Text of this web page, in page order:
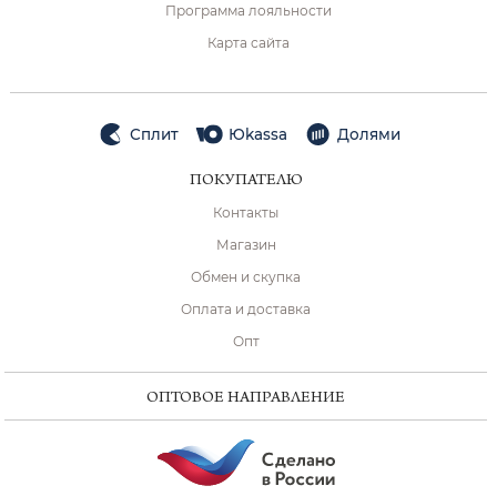
Программа лояльности
Карта сайта
Сплит Юkassa Долями
ПОКУПАТЕЛЮ
Контакты
Магазин
Обмен и скупка
Оплата и доставка
Опт
ОПТОВОЕ НАПРАВЛЕНИЕ